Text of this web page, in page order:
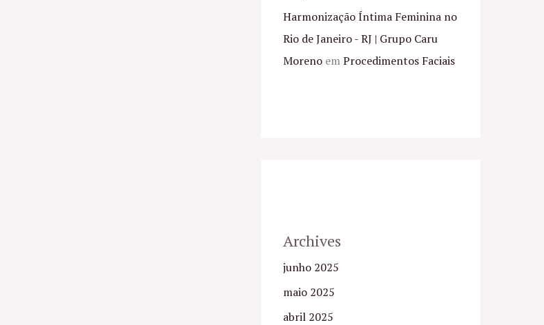
Harmonização Íntima Feminina no
Rio de Janeiro - RJ | Grupo Caru
Moreno emProcedimentos Faciais
Archives
junho 2025
maio 2025
abril 2025